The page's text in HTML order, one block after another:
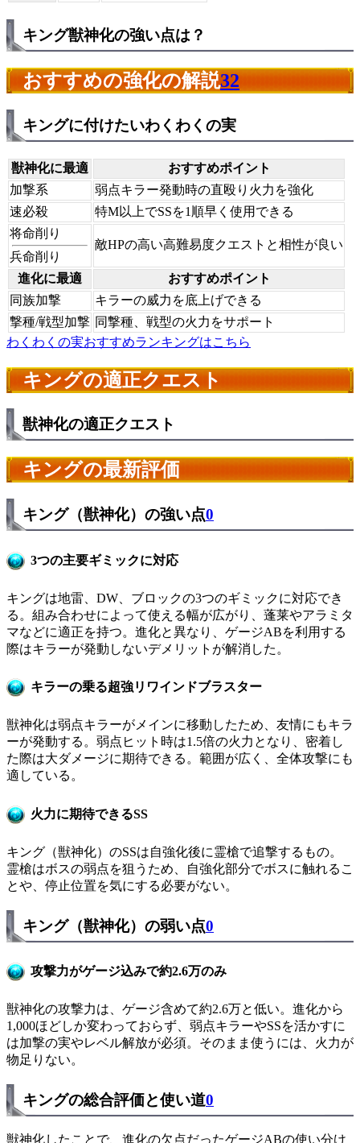
キング獣神化の強い点は？
おすすめの強化の解説32
キングに付けたいわくわくの実
獣神化に最適
おすすめポイント
加撃系
弱点キラー発動時の直殴り火力を強化
速必殺
特M以上でSSを1順早く使用できる
将命削り
兵命削り
敵HPの高い高難易度クエストと相性が良い
進化に最適
おすすめポイント
同族加撃
キラーの威力を底上げできる
撃種/戦型加撃 同撃種、戦型の火力をサポート
わくわくの実おすすめランキングはこちら
キングの適正クエスト
獣神化の適正クエスト
キングの最新評価
キング（獣神化）の強い点0
3つの主要ギミックに対応
キングは地雷、DW、ブロックの3つのギミックに対応でき
る。組み合わせによって使える幅が広がり、蓬莱やアラミタ
マなどに適正を持つ。進化と異なり、ゲージABを利用する
際はキラーが発動しないデメリットが解消した。
キラーの乗る超強リワインドブラスター
獣神化は弱点キラーがメインに移動したため、友情にもキラ
ーが発動する。弱点ヒット時は1.5倍の火力となり、密着し
た際は大ダメージに期待できる。範囲が広く、全体攻撃にも
適している。
火力に期待できるSS
キング（獣神化）のSSは自強化後に霊槍で追撃するもの。
霊槍はボスの弱点を狙うため、自強化部分でボスに触れるこ
とや、停止位置を気にする必要がない。
キング（獣神化）の弱い点0
攻撃力がゲージ込みで約2.6万のみ
獣神化の攻撃力は、ゲージ含めて約2.6万と低い。進化から
1,000ほどしか変わっておらず、弱点キラーやSSを活かすに
は加撃の実やレベル解放が必須。そのまま使うには、火力が
物足りない。
キングの総合評価と使い道0
獣神化したことで、進化の欠点だったゲージABの使い分け